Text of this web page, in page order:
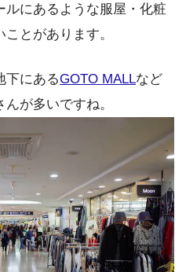
にあるような服屋・化粧
とがあります。
下にあるGOTO MALLなど
が多いですね。